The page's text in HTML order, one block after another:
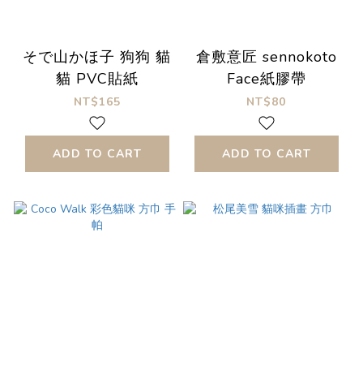
そで山かほ子 狗狗 貓
貓 PVC貼紙
NT$165
ADD TO CART
倉敷意匠 sennokoto
Face紙膠帶
NT$80
ADD TO CART